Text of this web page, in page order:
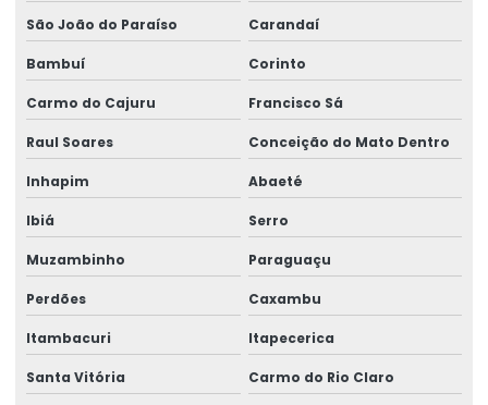
Rótulos Adesivos Para Alimentos
Rótulos Adesivos Para Cosméticos
Rótulos Adesivos Para Empresas De Alimentos
Rótulos Adesivos Para Eventos E Festas
Rótulos Adesivos Para Identificação De Produtos
Rótulos Adesivos Para Indústria Alimentícia
Rótulos Adesivos Para Produtos De Limpeza
Rótulos Adesivos Personalizados
Rótulos Adesivos Transparentes Para Produtos
São João do Paraíso Carandaí
Bambuí Corinto
Carmo do Cajuru Francisco Sá
Raul Soares Conceição do Mato Dentro
Inhapim Abaeté
Ibiá Serro
Muzambinho Paraguaçu
Perdões Caxambu
Itambacuri Itapecerica
Santa Vitória Carmo do Rio Claro